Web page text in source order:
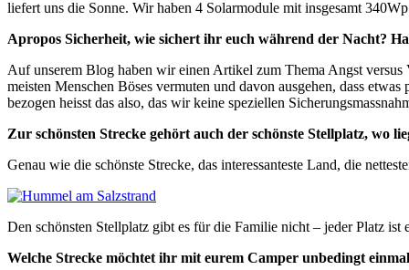
liefert uns die Sonne. Wir haben 4 Solarmodule mit insgesamt
Apropos Sicherheit, wie sichert ihr euch während der Nacht?
Auf unserem Blog haben wir einen Artikel zum Thema Angst
meisten Menschen Böses vermuten und davon ausgehen, dass
bezogen heisst das also, das wir keine speziellen
Zur schönsten Strecke gehört auch der schönste Stellplatz, wo
Genau wie die schönste Strecke, das interessanteste Land, die
Den schönsten Stellplatz gibt es für die Familie nicht – jeder Platz ist
Welche Strecke möchtet ihr mit eurem Camper unbedingt